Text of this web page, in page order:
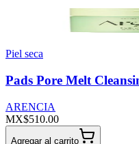
Piel seca
Pads Pore Melt
ARENCIA
MX$510.00
Agregar al carrito